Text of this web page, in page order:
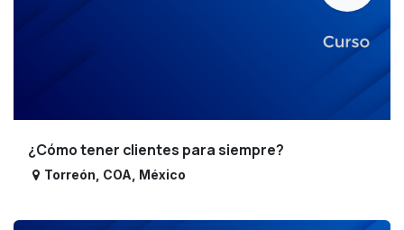
¿Cómo tener clientes para siempre?
Torreón COA México